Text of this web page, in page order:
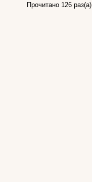
Прочитано 126